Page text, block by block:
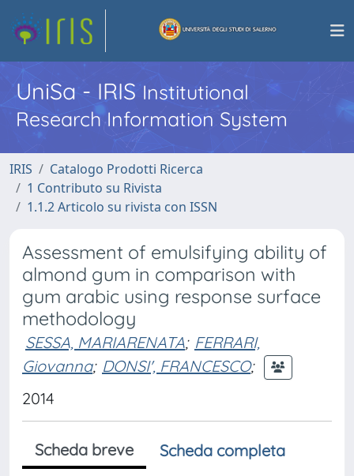
UniSa - IRISInstitutional
Research Information System
IRIS
Catalogo Prodotti Ricerca
1 Contributo su Rivista
1.1.2 Articolo su rivista con ISSN
Assessment of emulsifying ability of
almond gum in comparison with
gum arabic using response surface
methodology
SESSA, MARIARENATA; FERRARI,
Giovanna; DONSI', FRANCESCO;
2014
Scheda breve
Scheda completa